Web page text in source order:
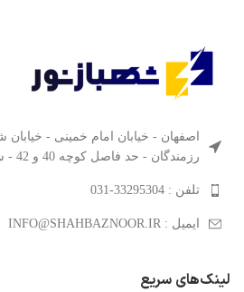
اصفهان - خیابان امام خمینی -
رزمندگان - حد فاصل کوچه 40 و 42 - شهبازنور
تلفن : 33295304-031
ایمیل : INFO@SHAHBAZNOOR.IR
لینک‌های سریع